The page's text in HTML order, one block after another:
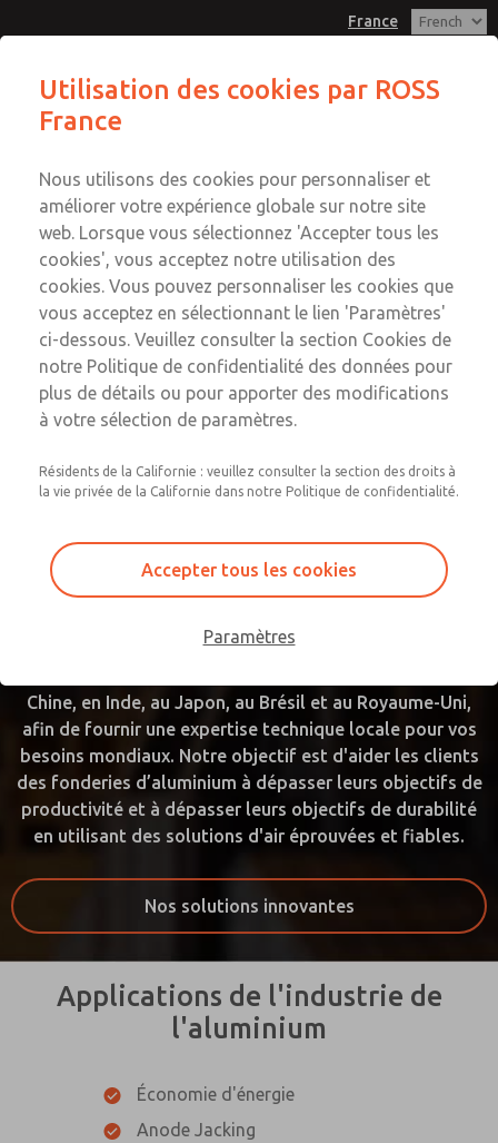
France
Connexion
Inscription
Notre expérience dans
l'industrie de l'aluminium
S'appuyant sur plus de 100 ans d'expérience éprouvée en
matière de conception, ROSS est un fabricant mondial
d'aluminium. En utilisant une technologie de vannes
éprouvée et notre système de conception ROSS/FLEX®,
ingénieurs OEM et d'usine pour optimiser les
applications de l'usine et assurer la conformité en
matière de sécurité.
Avec son siège social aux États-Unis, ROSS possède
Chine, en Inde, au Japon, au Brésil et au Royaume-Uni,
afin de fournir une expertise technique locale pour vos
besoins mondiaux. Notre objectif est d'aider les clients
des fonderies d’aluminium à dépasser leurs objectifs de
productivité et à dépasser leurs objectifs de durabilité
en utilisant des solutions d'air éprouvées et fiables.
Nos solutions innovantes
Applications de l'industrie de
l'aluminium
Économie d'énergie
Anode Jacking
Utilisation des cookies par ROSS
France
Nous utilisons des cookies pour personnaliser et
améliorer votre expérience globale sur notre site
web. Lorsque vous sélectionnez 'Accepter tous les
cookies', vous acceptez notre utilisation des
cookies. Vous pouvez personnaliser les cookies que
vous acceptez en sélectionnant le lien 'Paramètres'
ci-dessous. Veuillez consulter la section Cookies de
notre Politique de confidentialité des données pour
plus de détails ou pour apporter des modifications
à votre sélection de paramètres.
Résidents de la Californie : veuillez consulter la section des droits à
la vie privée de la Californie dans notre Politique de confidentialité.
Accepter tous les cookies
Paramètres